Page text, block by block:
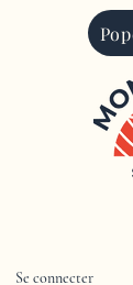
Se connecter